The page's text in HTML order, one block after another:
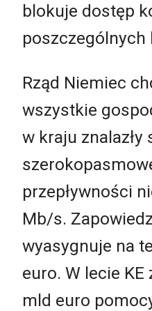
blokuje dostęp
Rząd Niemiec
wszystkie
w kraju znalazły
przepływności
Mb/s.
wyasygnuje na
euro. W lecie KE
mld euro